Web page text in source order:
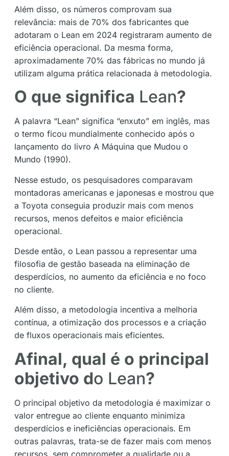
Além disso, os números comprovam sua
relevância: mais de 70% dos fabricantes que
adotaram o Lean em 2024 registraram aumento de
eficiência operacional. Da mesma forma,
aproximadamente 70% das fábricas no mundo já
utilizam alguma prática relacionada à metodologia.
O que significa Lean?
A palavra “Lean” significa “enxuto” em inglês, mas
o termo ficou mundialmente conhecido após o
lançamento do livro A Máquina que Mudou o
Mundo (1990).
Nesse estudo, os pesquisadores comparavam
montadoras americanas e japonesas e mostrou que
a Toyota conseguia produzir mais com menos
recursos, menos defeitos e maior eficiência
operacional.
Desde então, o Lean passou a representar uma
filosofia de gestão baseada na eliminação de
desperdícios, no aumento da eficiência e no foco
no cliente.
Além disso, a metodologia incentiva a melhoria
contínua, a otimização dos processos e a criação
de fluxos operacionais mais eficientes.
Afinal, qual é o principal
objetivo do Lean?
O principal objetivo da metodologia é maximizar o
valor entregue ao cliente enquanto minimiza
desperdícios e ineficiências operacionais. Em
outras palavras, trata-se de fazer mais com menos
recursos, sem comprometer a qualidade ou a